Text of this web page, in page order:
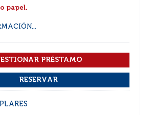
papel.